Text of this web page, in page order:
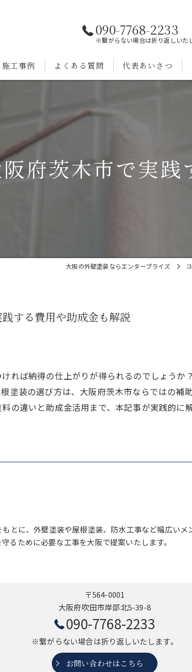
090-7768-2233
※繋がらない場合は折り返しいた
施工事例 よくある質問 代表あいさつ
府茨木市で実
大阪の外壁塗装ならエンタープライズ
する費用や助成金も解説
れば納得の仕上がりが得られるのでしょう
塗装の選び方は、大阪府茨木市ならではの
の違いと助成金活用まで、本記事が実践的に
とに、外壁塗装や屋根塗装、防水工事など幅広い
るために必要な工事を大阪で提案いたします。
〒564-0001
大阪府吹田市岸部北5-39-8
090-7768-2233
※繋がらない場合は折り返しいたします。
お問い合わせはこちら